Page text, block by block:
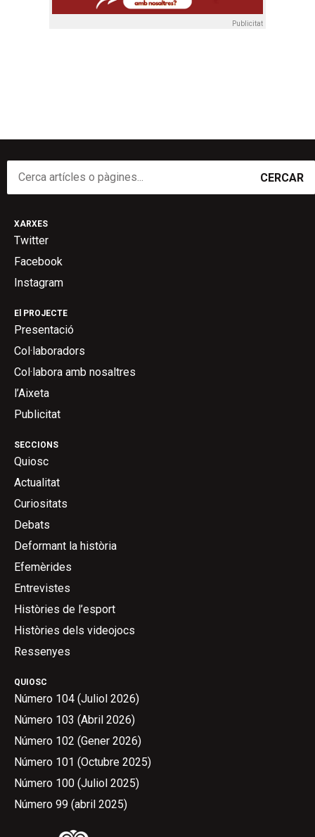
Publicitat
CERCAR
QUIOSC
Número 104 (Juliol 2026)
Número 103 (Abril 2026)
Número 102 (Gener 2026)
Número 101 (Octubre 2025)
Número 100 (Juliol 2025)
Número 99 (abril 2025)
SECCIONS
Quiosc
Actualitat
Curiositats
Debats
Deformant la història
Efemèrides
Entrevistes
Històries de l’esport
Històries dels videojocs
Ressenyes
El PROJECTE
Presentació
Col·laboradors
Col·labora amb nosaltres
l’Aixeta
Publicitat
XARXES
Twitter
Facebook
Instagram